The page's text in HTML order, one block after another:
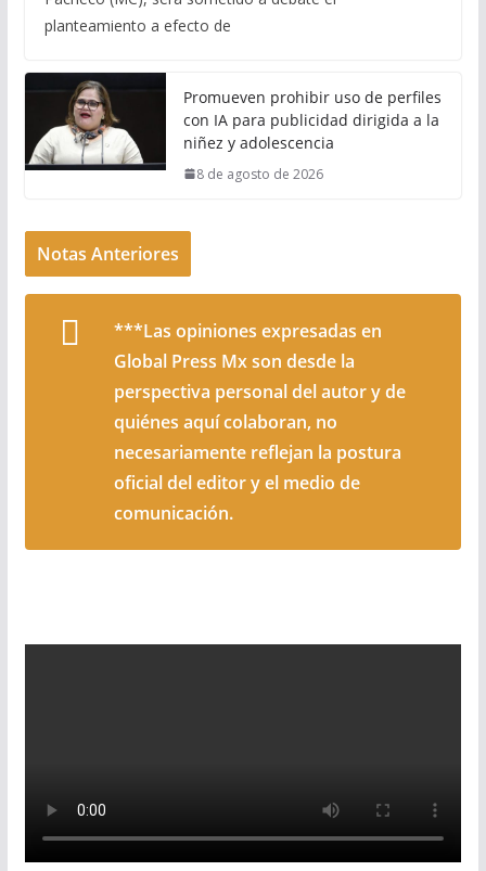
planteamiento a efecto de
Promueven prohibir uso de perfiles
con IA para publicidad dirigida a la
niñez y adolescencia
8 de agosto de 2026
Notas Anteriores
***Las opiniones expresadas en
Global Press Mx son desde la
perspectiva personal del autor y de
quiénes aquí colaboran, no
necesariamente reflejan la postura
oficial del editor y el medio de
comunicación.